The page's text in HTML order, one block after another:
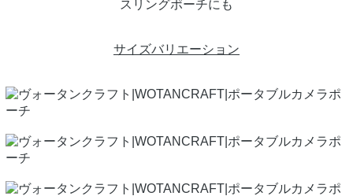
スリングポーチにも
サイズバリエーション